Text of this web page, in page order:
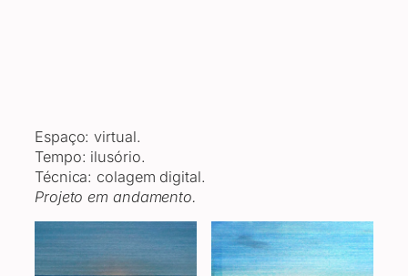
Espaço: virtual.
Tempo: ilusório.
Técnica: colagem digital.
Projeto em andamento.